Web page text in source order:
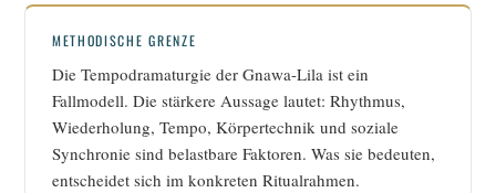
METHODISCHE GRENZE
Die Tempodramaturgie der Gnawa-Lila ist ein
Fallmodell. Die stärkere Aussage lautet: Rhythmus,
Wiederholung, Tempo, Körpertechnik und soziale
Synchronie sind belastbare Faktoren. Was sie bedeuten,
entscheidet sich im konkreten Ritualrahmen.